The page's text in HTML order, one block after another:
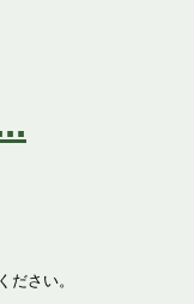
ださい。